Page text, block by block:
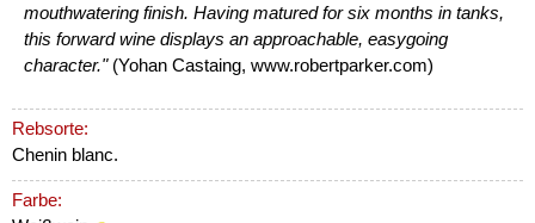
mouthwatering finish. Having matured for six months in tanks,
this forward wine displays an approachable, easygoing
character."(Yohan Castaing, www.robertparker.com)
Rebsorte:
Chenin blanc.
Farbe: